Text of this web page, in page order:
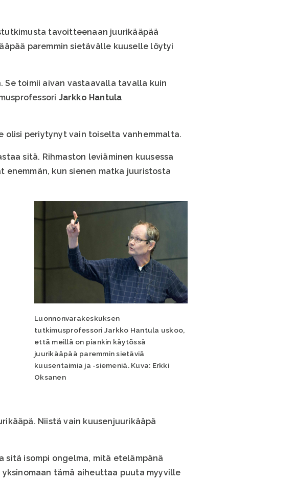
tavoitteenaan juurikääpää
paremmin sietävälle kuuselle löytyi
Se toimii aivan vastaavalla tavalla kuin
Jarkko Hantula
olisi periytynyt vain toiselta vanhemmalta.
sitä. Rihmaston leviäminen kuusessa
kun sienen matka juuristosta
Luonnonvarakeskuksen
tutkimusprofessori Jarkko Hantula uskoo,
että meillä on piankin käytössä
juurikääpää paremmin sietäviä
kuusentaimia ja -siemeniä. Kuva: Erkki
Oksanen
Niistä vain kuusenjuurikääpä
sitä isompi ongelma, mitä etelämpänä
tämä aiheuttaa puuta myyville